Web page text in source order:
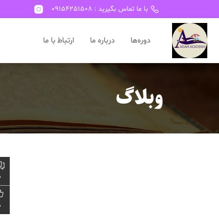
با ما تماس بگیرید : 09154251508
دوره‌ها درباره ما ارتباط با ما
وبلاگ